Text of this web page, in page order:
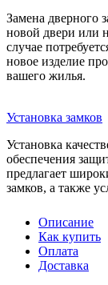
Замена дверного
новой двери или
случае
новое изделие
вашего жилья.
Установка замков
Установка
обеспечения
предлагает
замков, а также
Описание
Как купить
Оплата
Доставка